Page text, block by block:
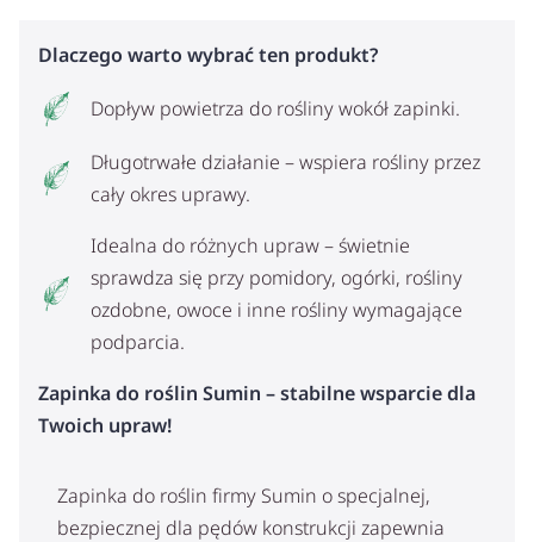
Dlaczego warto wybrać ten produkt?
Dopływ powietrza do rośliny wokół zapinki.
Długotrwałe działanie – wspiera rośliny przez
cały okres uprawy.
Idealna do różnych upraw – świetnie
sprawdza się przy pomidory, ogórki, rośliny
ozdobne, owoce i inne rośliny wymagające
podparcia.
Zapinka do roślin Sumin – stabilne wsparcie dla
Twoich upraw!
Zapinka do roślin firmy Sumin o specjalnej,
bezpiecznej dla pędów konstrukcji zapewnia